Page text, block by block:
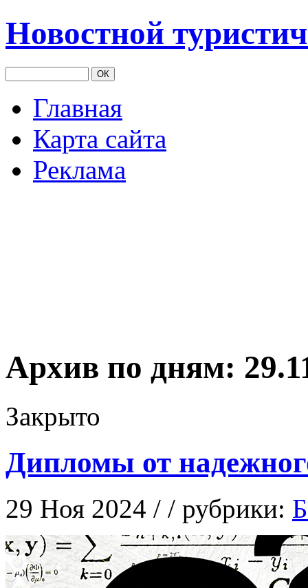
Новостной
Главная
Карта сайта
Реклама
Архив по дням:
Закрыто
Дипломы от
29 Ноя 2024 / / рубрики: